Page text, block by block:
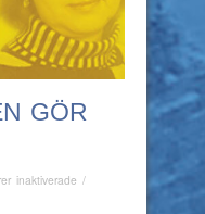
GÖR
inaktiverade för/